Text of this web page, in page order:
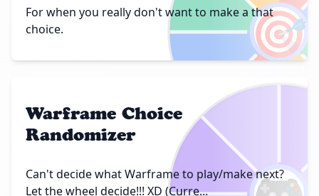
🎯
For when you really don't want to make a that
choice.
Warframe Choice
Randomizer
Can't decide what Warframe to play/make next?
Let the wheel decide!!! XD (Curre...